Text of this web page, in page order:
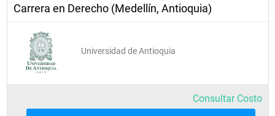
Carrera en Derecho (Medellín, Antioquia)
Universidad de Antioquia
Consultar Costo